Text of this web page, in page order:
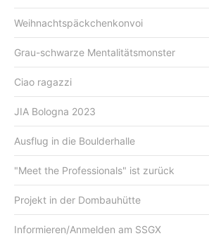
Weihnachtspäckchenkonvoi
Grau-schwarze Mentalitätsmonster
Ciao ragazzi
JIA Bologna 2023
Ausflug in die Boulderhalle
"Meet the Professionals" ist zurück
Projekt in der Dombauhütte
Informieren/Anmelden am SSGX